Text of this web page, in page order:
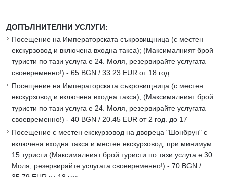
ДОПЪЛНИТЕЛНИ УСЛУГИ:
Посещение на Императорската съкровищница (с местен
екскурзовод и включена входна такса); (Максималният брой
туристи по тази услуга е 24. Моля, резервирайте услугата
своевременно!) - 65 BGN / 33.23 EUR от 18 год.
Посещение на Императорската съкровищница (с местен
екскурзовод и включена входна такса); (Максималният брой
туристи по тази услуга е 24. Моля, резервирайте услугата
своевременно!) - 40 BGN / 20.45 EUR от 2 год. до 17
Посещение с местен екскурзовод на двореца "Шонбрун" с
включена входна такса и местен екскурзовод, при минимум
15 туристи (Максималният брой туристи по тази услуга е 30.
Моля, резервирайте услугата своевременно!) - 70 BGN /